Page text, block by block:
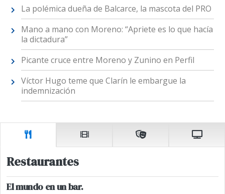
La polémica dueña de Balcarce, la mascota del PRO
Mano a mano con Moreno: “Apriete es lo que hacía
la dictadura”
Picante cruce entre Moreno y Zunino en Perfil
Víctor Hugo teme que Clarín le embargue la
indemnización
Restaurantes
El mundo en un bar.